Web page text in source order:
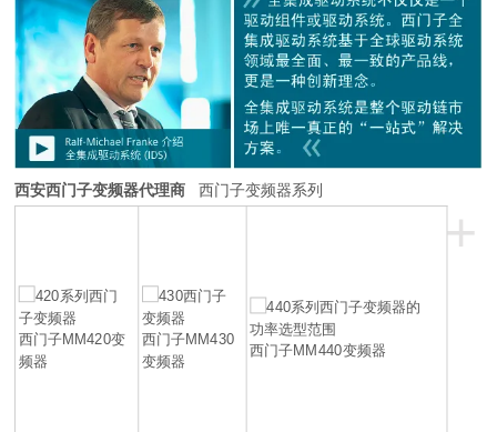
西安西门子变频器代理商 西门子变频器系列
+
西门子MM420变
频器
西门子MM430
变频器
西门子MM440变频器